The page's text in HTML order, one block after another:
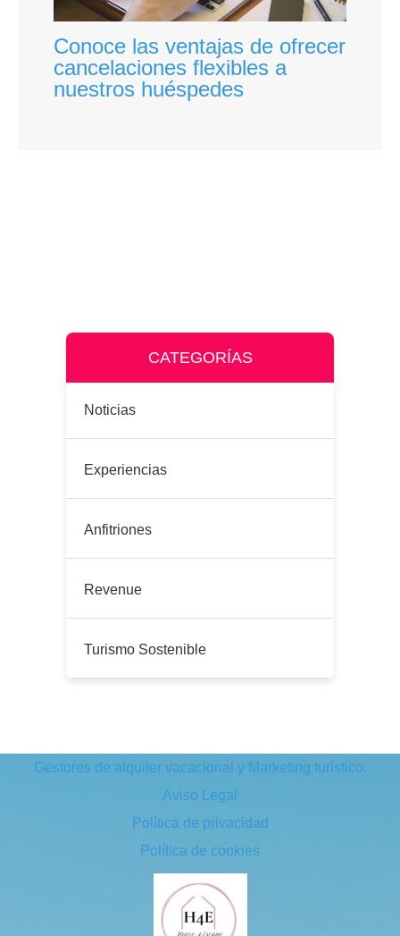
Conoce las ventajas de ofrecer
cancelaciones flexibles a
nuestros huéspedes
CATEGORÍAS
Noticias
Experiencias
Anfitriones
Revenue
Turismo Sostenible
Gestores de alquiler vacacional y Marketing turístico.
Aviso Legal
Política de privacidad
Política de cookies